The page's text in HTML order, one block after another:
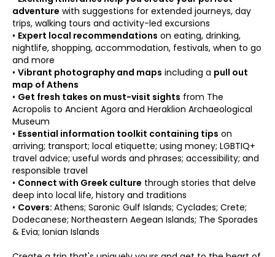
adventure with suggestions for extended journeys, day
trips, walking tours and activity-led excursions
• Expert local recommendations on eating, drinking,
nightlife, shopping, accommodation, festivals, when to go
and more
• Vibrant photography and maps including a pull out
map of Athens
• Get fresh takes on must-visit sights from The
Acropolis to Ancient Agora and Heraklion Archaeological
Museum
• Essential information toolkit containing tips on
arriving; transport; local etiquette; using money; LGBTIQ+
travel advice; useful words and phrases; accessibility; and
responsible travel
• Connect with Greek culture through stories that delve
deep into local life, history and traditions
• Covers: Athens; Saronic Gulf Islands; Cyclades; Crete;
Dodecanese; Northeastern Aegean Islands; The Sporades
& Evia; Ionian Islands